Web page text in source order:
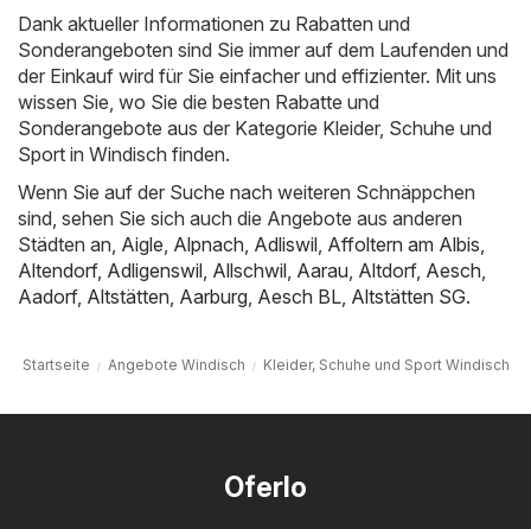
Dank aktueller Informationen zu Rabatten und
Sonderangeboten sind Sie immer auf dem Laufenden und
der Einkauf wird für Sie einfacher und effizienter. Mit uns
wissen Sie, wo Sie die besten Rabatte und
Sonderangebote aus der Kategorie Kleider, Schuhe und
Sport in Windisch finden.
Wenn Sie auf der Suche nach weiteren Schnäppchen
sind, sehen Sie sich auch die Angebote aus anderen
Städten an, Aigle, Alpnach, Adliswil, Affoltern am Albis,
Altendorf, Adligenswil, Allschwil, Aarau, Altdorf, Aesch,
Aadorf, Altstätten, Aarburg, Aesch BL, Altstätten SG.
Startseite Angebote Windisch Kleider, Schuhe und Sport Windisch
Oferlo